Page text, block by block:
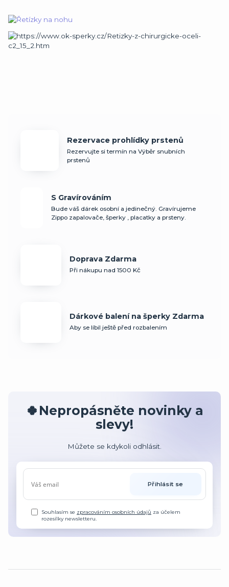
Rezervace prohlídky prstenů
Rezervujte si termín na Výběr snubních
prstenů
S Gravírováním
Bude váš dárek osobní a jedinečný. Gravírujeme
Zippo zapalovače, šperky , placatky a prsteny.
Doprava Zdarma
Při nákupu nad 1500 Kč
Dárkové balení na šperky Zdarma
Aby se líbil ještě před rozbalením
🍀Nepropásněte novinky a
slevy!
Můžete se kdykoli odhlásit.
Přihlásit se
Souhlasím se zpracováním osobních údajů za účelem
rozesílky newsletteru.